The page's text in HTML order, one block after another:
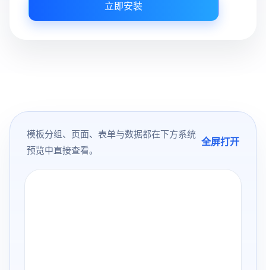
立即安装
模板分组、页面、表单与数据都在下方系统
预览中直接查看。
全屏打开